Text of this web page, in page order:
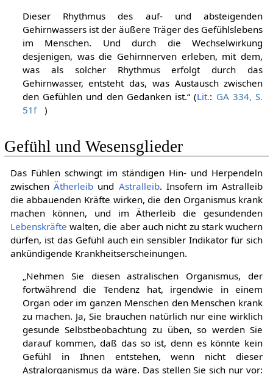
Dieser Rhythmus des auf- und absteigenden
Gehirnwassers ist der äußere Träger des Gefühlslebens
im Menschen. Und durch die Wechselwirkung
desjenigen, was die Gehirnnerven erleben, mit dem,
was als solcher Rhythmus erfolgt durch das
Gehirnwasser, entsteht das, was Austausch zwischen
den Gefühlen und den Gedanken ist.“ (Lit.: GA 334, S.
51f
)
Gefühl und Wesensglieder
Das Fühlen schwingt im ständigen Hin- und Herpendeln
zwischenÄtherleib und Astralleib. Insofern im Astralleib
die abbauenden Kräfte wirken, die den Organismus krank
machen können, und im Ätherleib die gesundenden
Lebenskräfte walten, die aber auch nicht zu stark wuchern
dürfen, ist das Gefühl auch ein sensibler Indikator für sich
ankündigende Krankheitserscheinungen.
„Nehmen Sie diesen astralischen Organismus, der
fortwährend die Tendenz hat, irgendwie in einem
Organ oder im ganzen Menschen den Menschen krank
zu machen. Ja, Sie brauchen natürlich nur eine wirklich
gesunde Selbstbeobachtung zu üben, so werden Sie
darauf kommen, daß das so ist, denn es könnte kein
Gefühl in Ihnen entstehen, wenn nicht dieser
Astralorganismus da wäre. Das stellen Sie sich nur vor: